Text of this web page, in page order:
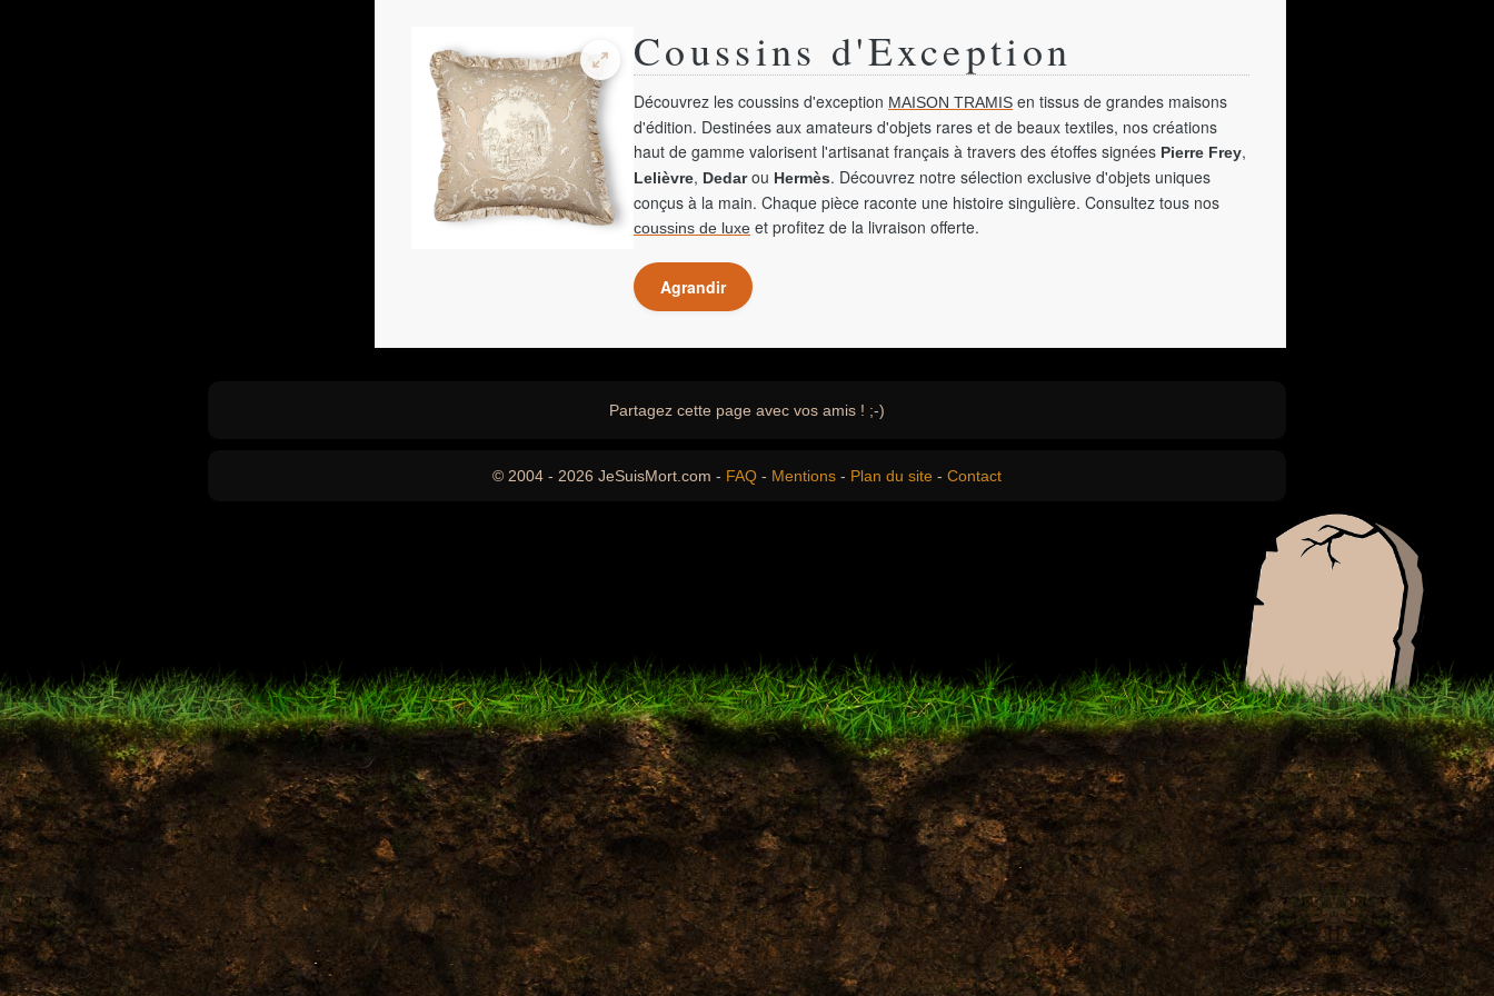
Coussins d'Exception
Découvrez les coussins d'exception MAISON TRAMIS en tissus de grandes maisons
d'édition. Destinées aux amateurs d'objets rares et de beaux textiles, nos créations
haut de gamme valorisent l'artisanat français à travers des étoffes signées Pierre Frey,
Lelièvre, Dedarou Hermès. Découvrez notre sélection exclusive d'objets uniques
conçus à la main. Chaque pièce raconte une histoire singulière. Consultez tous nos
coussins de luxe et profitez de la livraison offerte.
Agrandir
Partagez cette page avec vos amis ! ;-)
© 2004 - 2026 JeSuisMort.com - FAQ - Mentions - Plan du site - Contact